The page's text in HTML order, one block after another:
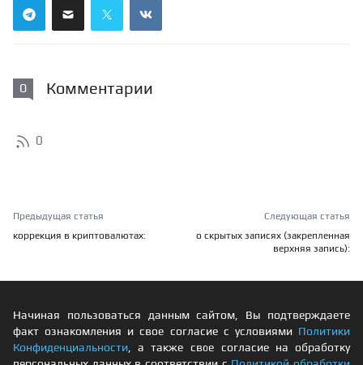
0 Комментарии
0
Предыдущая статья
коррекция в криптовалютах:
Следующая статья
о скрытых записях (закрепленная
верхняя запись):
Начиная пользоваться данным сайтом, Вы подтверждаете
факт ознакомления и свое согласие с условиями Политики
Конфиденциальности , а также свое согласие на обработку